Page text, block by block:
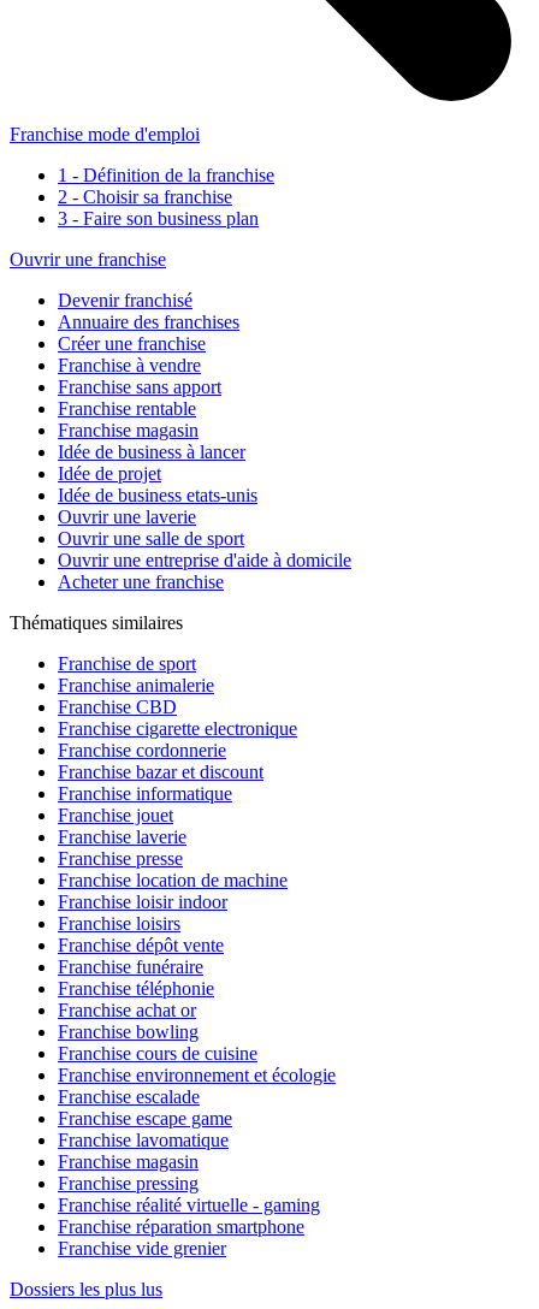
Franchise mode d'emploi
1 - Définition de la franchise
2 - Choisir sa franchise
3 - Faire son business plan
Ouvrir une franchise
Devenir franchisé
Annuaire des franchises
Créer une franchise
Franchise à vendre
Franchise sans apport
Franchise rentable
Franchise magasin
Idée de business à lancer
Idée de projet
Idée de business etats-unis
Ouvrir une laverie
Ouvrir une salle de sport
Ouvrir une entreprise d'aide à domicile
Acheter une franchise
Thématiques similaires
Franchise de sport
Franchise animalerie
Franchise CBD
Franchise cigarette electronique
Franchise cordonnerie
Franchise bazar et discount
Franchise informatique
Franchise jouet
Franchise laverie
Franchise presse
Franchise location de machine
Franchise loisir indoor
Franchise loisirs
Franchise dépôt vente
Franchise funéraire
Franchise téléphonie
Franchise achat or
Franchise bowling
Franchise cours de cuisine
Franchise environnement et écologie
Franchise escalade
Franchise escape game
Franchise lavomatique
Franchise magasin
Franchise pressing
Franchise réalité virtuelle - gaming
Franchise réparation smartphone
Franchise vide grenier
Dossiers les plus lus